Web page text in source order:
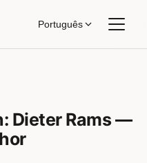
Português
Dieter Rams —